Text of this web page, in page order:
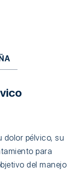
dolor pélvico, su
para
del manejo